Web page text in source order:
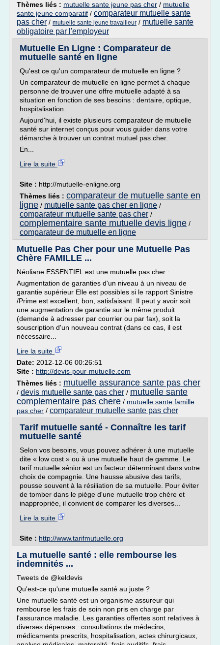
Thèmes liés : mutuelle sante jeune pas cher / mutuelle
sante jeune comparatif / comparateur mutuelle sante
pas cher / mutuelle sante jeune travailleur / mutuelle sante
obligatoire par l'employeur
Mutuelle En Ligne : Comparateur de
mutuelle santé en ligne
Qu'est ce qu'un comparateur de mutuelle en ligne ?
Un comparateur de mutuelle en ligne permet à chaque
personne de trouver une offre mutuelle adapté à sa
situation en fonction de ses besoins : dentaire, optique,
hospitalisation.
Aujourd'hui, il existe plusieurs comparateur de mutuelle
santé sur internet conçus pour vous guider dans votre
démarche à trouver un contrat mutuel pas cher.
En...
Lire la suite
Site : http://mutuelle-enligne.org
Thèmes liés : comparateur de mutuelle sante en
ligne / mutuelle sante pas cher en ligne /
comparateur mutuelle sante pas cher /
complementaire sante mutuelle devis ligne /
comparateur de mutuelle en ligne
Mutuelle Pas Cher pour une Mutuelle Pas
Chère FAMILLE ...
Néoliane ESSENTIEL est une mutuelle pas cher :
Augmentation de garanties d'un niveau à un niveau de
garantie supérieur Elle est possibles si le rapport Sinistre
/Prime est excellent, bon, satisfaisant. Il peut y avoir soit
une augmentation de garantie sur le même produit
(demande à adresser par courrier ou par fax), soit la
souscription d'un nouveau contrat (dans ce cas, il est
nécessaire...
Lire la suite
Date: 2012-12-06 00:26:51
Site : http://devis-pour-mutuelle.com
Thèmes liés : mutuelle assurance sante pas cher
/ devis mutuelle sante pas cher / mutuelle sante
complementaire pas chere / mutuelle sante famille
pas cher / comparateur mutuelle sante pas cher
Tarif mutuelle santé - Connaître les tarif
mutuelle santé
Selon vos besoins, vous pouvez adhérer à une mutuelle
dite « low cost » ou à une mutuelle haut de gamme. Le
tarif mutuelle sénior est un facteur déterminant dans votre
choix de compagnie. Une hausse abusive des tarifs,
pousse souvent à la résiliation de sa mutuelle. Pour éviter
de tomber dans le piège d'une mutuelle trop chère et
inappropriée, il convient de comparer les diverses...
Lire la suite
Site : http://www.tarifmutuelle.org
La mutuelle santé : elle rembourse les
indemnités ...
Tweets de @keldevis
Qu'est-ce qu'une mutuelle santé au juste ?
Une mutuelle santé est un organisme assureur qui
rembourse les frais de soin non pris en charge par
l'assurance maladie. Les garanties offertes sont relatives à
diverses dépenses : consultations de médecins,
médicaments prescrits, hospitalisation, actes chirurgicaux,